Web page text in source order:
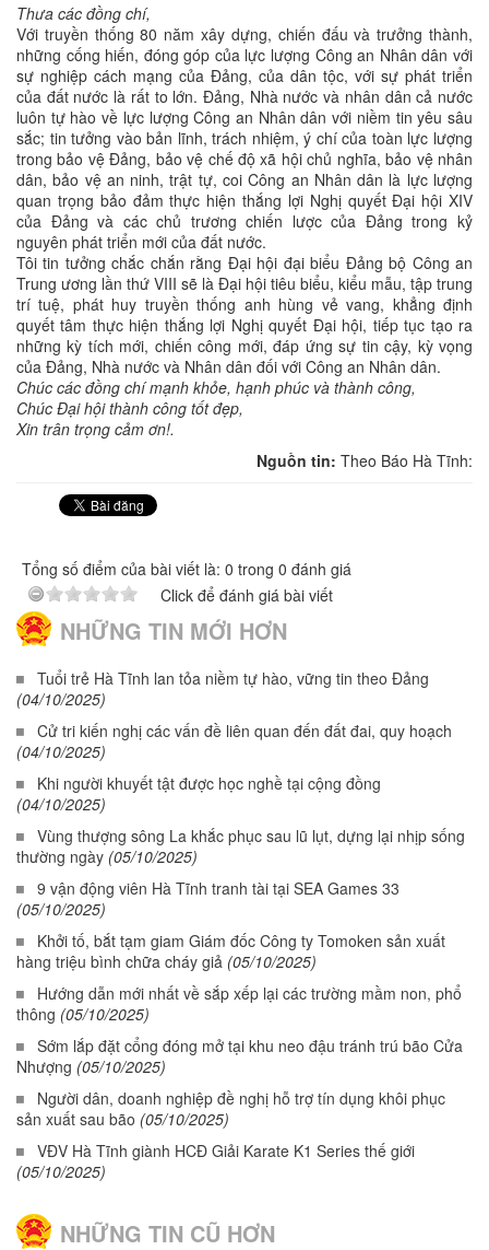
Thưa các đồng chí,
Với truyền thống 80 năm xây dựng, chiến đấu và trưởng thành,
những cống hiến, đóng góp của lực lượng Công an Nhân dân với
sự nghiệp cách mạng của Đảng, của dân tộc, với sự phát triển
của đất nước là rất to lớn. Đảng, Nhà nước và nhân dân cả nước
luôn tự hào về lực lượng Công an Nhân dân với niềm tin yêu sâu
sắc; tin tưởng vào bản lĩnh, trách nhiệm, ý chí của toàn lực lượng
trong bảo vệ Đảng, bảo vệ chế độ xã hội chủ nghĩa, bảo vệ nhân
dân, bảo vệ an ninh, trật tự, coi Công an Nhân dân là lực lượng
quan trọng bảo đảm thực hiện thắng lợi Nghị quyết Đại hội XIV
của Đảng và các chủ trương chiến lược của Đảng trong kỷ
nguyên phát triển mới của đất nước.
Tôi tin tưởng chắc chắn rằng Đại hội đại biểu Đảng bộ Công an
Trung ương lần thứ VIII sẽ là Đại hội tiêu biểu, kiểu mẫu, tập trung
trí tuệ, phát huy truyền thống anh hùng vẻ vang, khẳng định
quyết tâm thực hiện thắng lợi Nghị quyết Đại hội, tiếp tục tạo ra
những kỳ tích mới, chiến công mới, đáp ứng sự tin cậy, kỳ vọng
của Đảng, Nhà nước và Nhân dân đối với Công an Nhân dân.
Chúc các đồng chí mạnh khỏe, hạnh phúc và thành công,
Chúc Đại hội thành công tốt đẹp,
Xin trân trọng cảm ơn!.
Nguồn tin: Theo Báo Hà Tĩnh:
Tổng số điểm của bài viết là: 0 trong 0 đánh giá
Click để đánh giá bài viết
NHỮNG TIN MỚI HƠN
Tuổi trẻ Hà Tĩnh lan tỏa niềm tự hào, vững tin theo Đảng
(04/10/2025)
Cử tri kiến nghị các vấn đề liên quan đến đất đai, quy hoạch
(04/10/2025)
Khi người khuyết tật được học nghề tại cộng đồng
(04/10/2025)
Vùng thượng sông La khắc phục sau lũ lụt, dựng lại nhịp sống
thường ngày (05/10/2025)
9 vận động viên Hà Tĩnh tranh tài tại SEA Games 33
(05/10/2025)
Khởi tố, bắt tạm giam Giám đốc Công ty Tomoken sản xuất
hàng triệu bình chữa cháy giả (05/10/2025)
Hướng dẫn mới nhất về sắp xếp lại các trường mầm non, phổ
thông (05/10/2025)
Sớm lắp đặt cổng đóng mở tại khu neo đậu tránh trú bão Cửa
Nhượng (05/10/2025)
Người dân, doanh nghiệp đề nghị hỗ trợ tín dụng khôi phục
sản xuất sau bão (05/10/2025)
VĐV Hà Tĩnh giành HCĐ Giải Karate K1 Series thế giới
(05/10/2025)
NHỮNG TIN CŨ HƠN